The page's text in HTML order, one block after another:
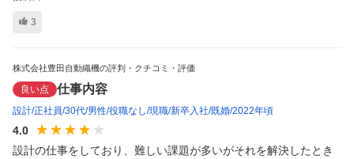
3
株式会社豊田自動織機の評判・クチコミ・評価
良い点 仕事内容
設計 正社員 30代 男性 役職なし 現職 新卒入社 既婚 2022年頃
4.0
設計の仕事をしており、難しい課題が多いがそれを解決したとき